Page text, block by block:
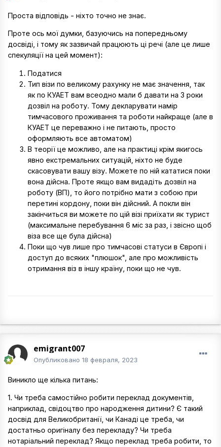
Проста відповідь - ніхто точно не знає.
Проте ось мої думки, базуючись на попередньому
досвіді, і тому як зазвичай працюють ці речі (але це лише
спекуляції на цей момент):
Податися
Тип візи по великому рахунку не має значення, так
як по КУАЕТ вам всеодно мали б давати на 3 роки
дозвіл на роботу. Тому декларувати намір
тимчасового проживання та роботи найкраще (але в
КУАЕТ це переважно і не питають, просто
оформляють все автоматом)
В теорії це можливо, але на практиці крім якигось
явно екстремальних ситуацій, ніхто не буде
скасовувати вашу візу. Можете по ній кататися поки
вона дійсна. Проте якщо вам видадіть дозвіл на
роботу (ВП), то його потрібно мати з собою при
перетині кордону, поки він дійсний. А покли він
закінчиться ви можете по цій візі приїхати як турист
(максимальне перебування 6 міс за раз, і звісно щоб
віза все ще була дійсна)
Поки що чув лише про тимчасові статуси в Європі і
доступ до всяких "плюшок", але про можливість
отримання віз в іншу країну, поки що не чув.
emigrant007
Опубликовано 18 февраля, 2023
Виникло ще кілька питань:
1. Чи треба самостійно робити переклад документів,
наприклад, свідоцтво про народження дитини? Є такий
досвід для Великобританії, чи Канаді це треба, чи
достатньо оригіналу без перекладу? Чи треба
нотаріальний переклад? Якщо переклад треба робити, то